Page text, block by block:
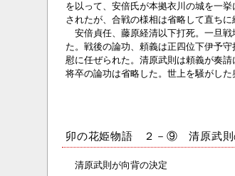
を以って、安倍氏が本拠衣川の城を一
されたが、合戦の様相は省略して直ち
安倍貞任、藤原経清以下打死。一旦戦
た。戦後の論功、頼義は正四位下伊予
慰に任ぜられた。清原武則は頼義が奏
将卒の論功は省略した。世上を騒がし
卯の花姫物語 ２－⑨ 清原武則
清原武則が向背の決定